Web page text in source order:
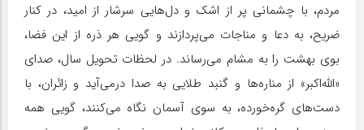
مردم، با چشمانی پر از اشک و دل‌هایی سرشار از امید، در کنار
ضریح، به دعا و مناجات می‌پردازند و گویی هر ذره از این فضا،
بوی بهشت را به مشام می‌رساند. در لحظات تحویل سال، صدای
«الله‌اکبر» از مناره‌ها و گنبد طلایی به صدا درمی‌آید و زائران، با
دست‌های گره‌خورده، به سوی آسمان نگاه می‌کنند، گویی همه